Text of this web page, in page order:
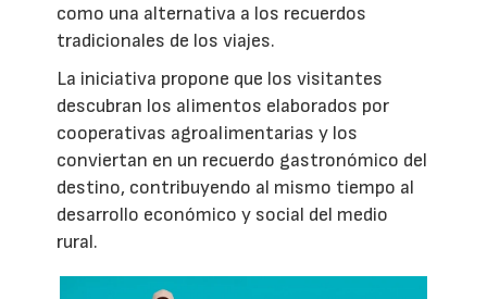
como una alternativa a los recuerdos
tradicionales de los viajes.
La iniciativa propone que los visitantes
descubran los alimentos elaborados por
cooperativas agroalimentarias y los
conviertan en un recuerdo gastronómico del
destino, contribuyendo al mismo tiempo al
desarrollo económico y social del medio
rural.